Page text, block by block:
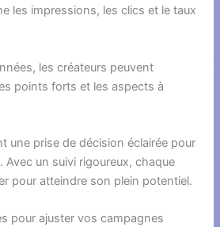
les impressions, les clics et le taux
les créateurs peuvent
points forts et les aspects à
une prise de décision éclairée pour
Avec un suivi rigoureux, chaque
pour atteindre son plein potentiel.
pour ajuster vos campagnes